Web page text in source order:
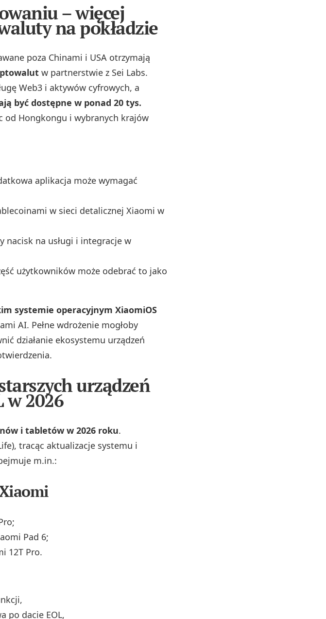
– więcej
na pokładzie
poza Chinami i USA otrzymają
w partnerstwie z Sei Labs.
Web3 i aktywów cyfrowych, a
być dostępne w ponad 20 tys.
od Hongkongu i wybranych krajów
aplikacja może wymagać
w sieci detalicznej Xiaomi w
nacisk na usługi i integracje w
użytkowników może odebrać to jako
systemie operacyjnym XiaomiOS
AI. Pełne wdrożenie mogłoby
działanie ekosystemu urządzeń
urządzeń
w 2026
i tabletów w 2026 roku.
tracąc aktualizacje systemu i
m.in.:
Pad 6;
12T Pro.
po dacie EOL,